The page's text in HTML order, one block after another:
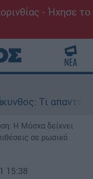
- Ήχησε το
Τι απαντά η
Η Μόσχα δείχνει
σε ρωσικό
15:38